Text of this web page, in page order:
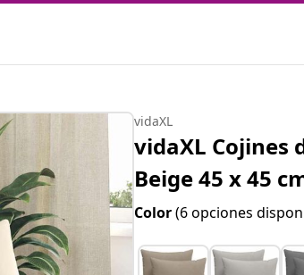
vidaXL
vidaXL Cojines
Beige 45 x 45
Color(6 opciones